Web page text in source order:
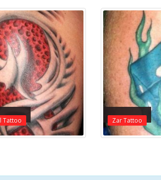
Tattoo Zar Tattoo